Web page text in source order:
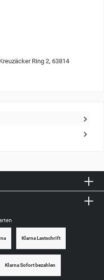
Ring 2, 63814
Klarna Lastschrift
Klarna Sofort bezahlen